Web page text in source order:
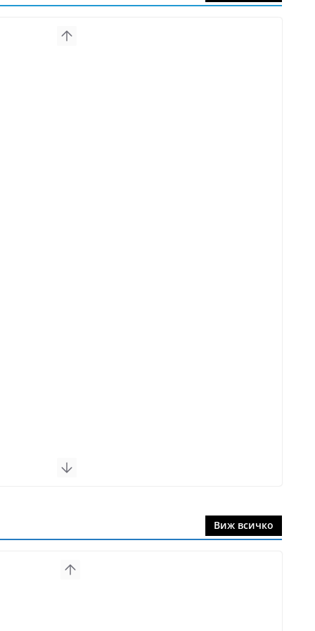
Виж всичко